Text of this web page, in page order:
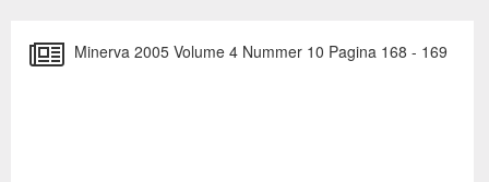
Minerva 2005 Volume 4 Nummer 10 Pagina 168 - 169